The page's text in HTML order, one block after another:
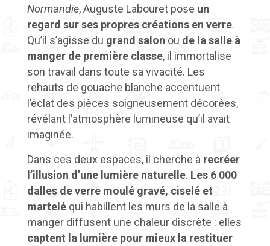
Normandie, Auguste Labouret pose un
regard sur ses propres créations en verre.
Qu’il s’agisse du grand salon ou de la salle à
manger de première classe, il immortalise
son travail dans toute sa vivacité. Les
rehauts de gouache blanche accentuent
l’éclat des pièces soigneusement décorées,
révélant l’atmosphère lumineuse qu’il avait
imaginée.
Dans ces deux espaces, il cherche à recréer
l’illusion d’une lumière naturelle. Les 6 000
dalles de verre moulé gravé, ciselé et
martelé qui habillent les murs de la salle à
manger diffusent une chaleur discrète : elles
captent la lumière pour mieux la restituer